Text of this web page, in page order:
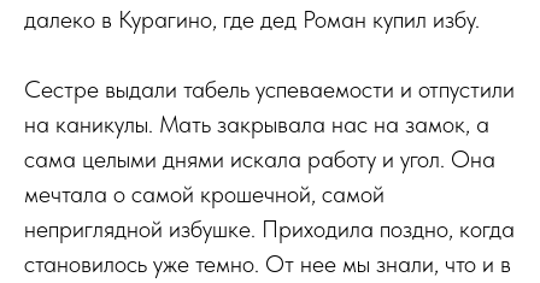
далеко в Курагино, где дед Роман купил избу.
Сестре выдали табель успеваемости и отпустили
на каникулы. Мать закрывала нас на замок, а
сама целыми днями искала работу и угол. Она
мечтала о самой крошечной, самой
неприглядной избушке. Приходила поздно, когда
становилось уже темно. От нее мы знали, что и в